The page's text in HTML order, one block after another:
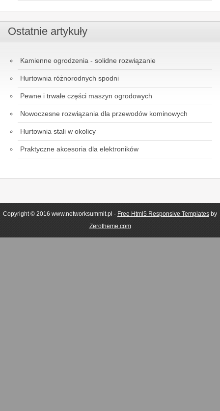
Ostatnie artykuły
Kamienne ogrodzenia - solidne rozwiązanie
Hurtownia różnorodnych spodni
Pewne i trwałe części maszyn ogrodowych
Nowoczesne rozwiązania dla przewodów kominowych
Hurtownia stali w okolicy
Praktyczne akcesoria dla elektroników
Copyright © 2016 www.networksummit.pl - Free Html5 Responsive Templates by
Zerotheme.com